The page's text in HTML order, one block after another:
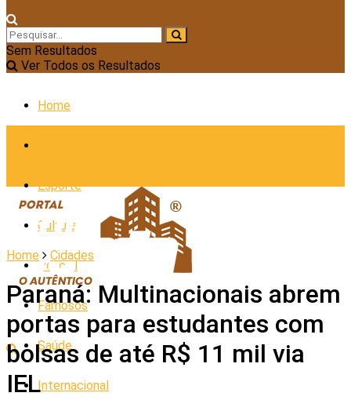
Sem Resultados
Ver Todos os Resultados
Home
Esporte
Cultura
Policial
Famosos
Saúde
Internacional
Home Cidades
Paraná: Multinacionais abrem
portas para estudantes com
bolsas de até R$ 11 mil via
IEL